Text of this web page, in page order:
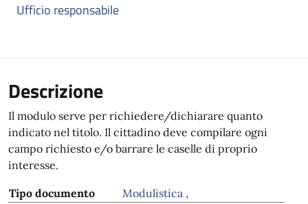
Ufficio responsabile
Descrizione
Il modulo serve per richiedere/dichiarare quanto
indicato nel titolo. Il cittadino deve compilare ogni
campo richiesto e/o barrare le caselle di proprio
interesse.
Tipo documento Modulistica ,